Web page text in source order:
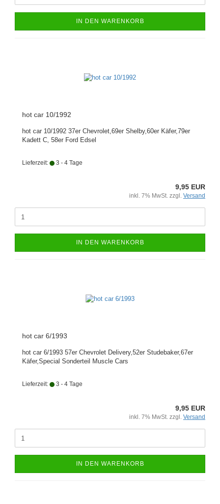
IN DEN WARENKORB
hot car 10/1992
hot car 10/1992 37er Chevrolet,69er Shelby,60er Käfer,79er
Kadett C, 58er Ford Edsel
Lieferzeit: 3 - 4 Tage
9,95 EUR
inkl. 7% MwSt. zzgl. Versand
IN DEN WARENKORB
hot car 6/1993
hot car 6/1993 57er Chevrolet Delivery,52er Studebaker,67er
Käfer,Special Sonderteil Muscle Cars
Lieferzeit: 3 - 4 Tage
9,95 EUR
inkl. 7% MwSt. zzgl. Versand
IN DEN WARENKORB